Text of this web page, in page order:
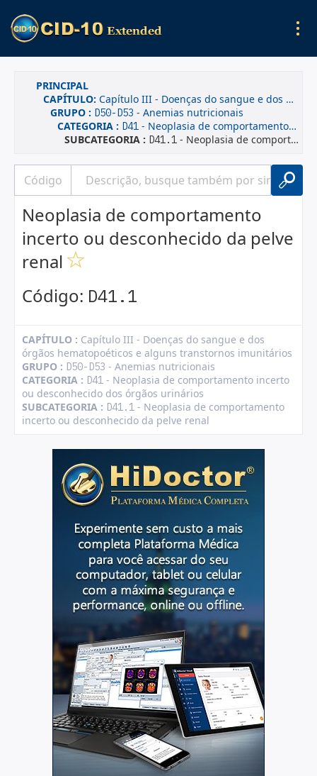
PRINCIPAL
CAPÍTULO: Capítulo III - Doenças do sangue e dos órgãos hematopoéticos e alguns transtornos imunitários
GRUPO : D50-D53 - Anemias nutricionais
CATEGORIA : D41 - Neoplasia de comportamento incerto ou desconhecido dos órgãos urinários
SUBCATEGORIA : D41.1 - Neoplasia de comportamento incerto ou desconhecido da pelve renal
Neoplasia de comportamento
incerto ou desconhecido da pelve
renal
Código: D41.1
CAPÍTULO : Capítulo III - Doenças do sangue e dos
órgãos hematopoéticos e alguns transtornos imunitários
GRUPO : D50-D53 - Anemias nutricionais
CATEGORIA : D41 - Neoplasia de comportamento incerto
ou desconhecido dos órgãos urinários
SUBCATEGORIA : D41.1 - Neoplasia de comportamento
incerto ou desconhecido da pelve renal